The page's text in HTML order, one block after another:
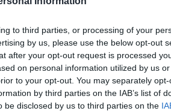
to third parties, or processing of your
by us, please use the below opt-out
after your opt-out request is processed
on personal information utilized by us
to your opt-out. You may separately
by third parties on the IAB’s list of
be disclosed by us to third parties on the